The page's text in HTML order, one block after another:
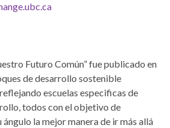
Futuro Común” fue publicado en
de desarrollo sostenible
escuelas especificas de
todos con el objetivo de
la mejor manera de ir más allá